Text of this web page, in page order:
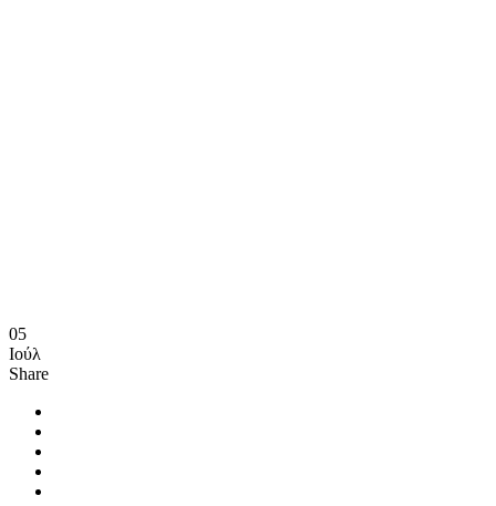
05
Ιούλ
Share